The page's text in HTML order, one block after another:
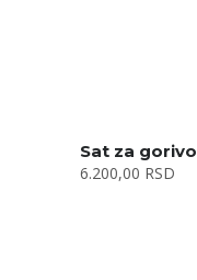
Sat za
6.200,00 RSD